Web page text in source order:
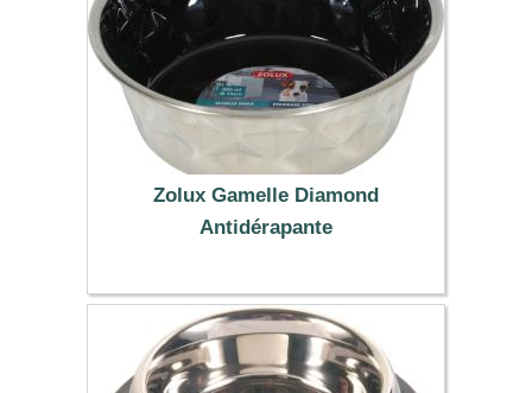
Zolux Gamelle Diamond
Antidérapante
13.79 €